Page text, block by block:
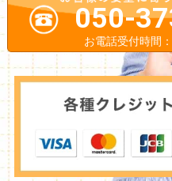
050-
お電話受付時間